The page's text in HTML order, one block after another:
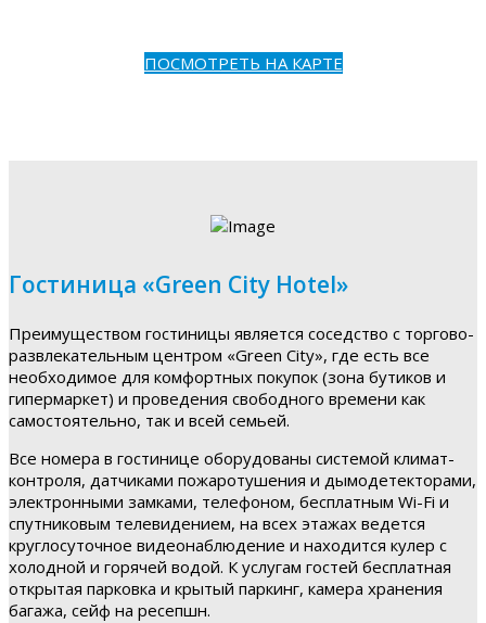
ПОСМОТРЕТЬ НА КАРТЕ
Гостиница «Green City Hotel»
Преимуществом гостиницы является соседство с торгово-
развлекательным центром «Green City», где есть все
необходимое для комфортных покупок (зона бутиков и
гипермаркет) и проведения свободного времени как
самостоятельно, так и всей семьей.
Все номера в гостинице оборудованы системой климат-
контроля, датчиками пожаротушения и дымодетекторами,
электронными замками, телефоном, бесплатным Wi-Fi и
спутниковым телевидением, на всех этажах ведется
круглосуточное видеонаблюдение и находится кулер с
холодной и горячей водой. К услугам гостей бесплатная
открытая парковка и крытый паркинг, камера хранения
багажа, сейф на ресепшн.